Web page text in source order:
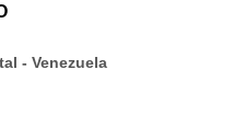
- Venezuela